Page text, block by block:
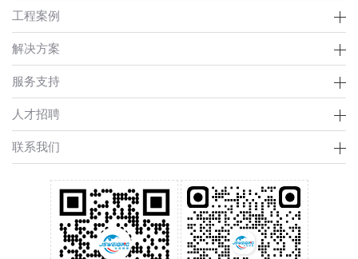
工程案例
解决方案
服务支持
人才招聘
联系我们